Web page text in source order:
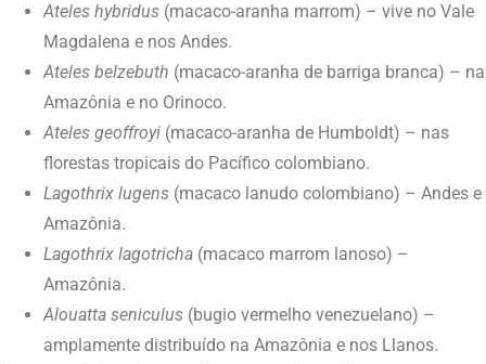
Ateles hybridus (macaco-aranha marrom) – vive no Vale
Magdalena e nos Andes.
Ateles belzebuth (macaco-aranha de barriga branca) – na
Amazônia e no Orinoco.
Ateles geoffroyi (macaco-aranha de Humboldt) – nas
florestas tropicais do Pacífico colombiano.
Lagothrix lugens (macaco lanudo colombiano) – Andes e
Amazônia.
Lagothrix lagotricha (macaco marrom lanoso) –
Amazônia.
Alouatta seniculus (bugio vermelho venezuelano) –
amplamente distribuído na Amazônia e nos Llanos.